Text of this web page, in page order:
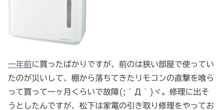
一年前に買ったばかりですが、前のは狭い部屋で使ってい
たのが災いして、棚から落ちてきたリモコンの直撃を喰ら
って買って一ヶ月くらいで故障(;´Д｀)ヾ。修理に出そ
うとしたんですが、松下は家電の引き取り修理をやってお